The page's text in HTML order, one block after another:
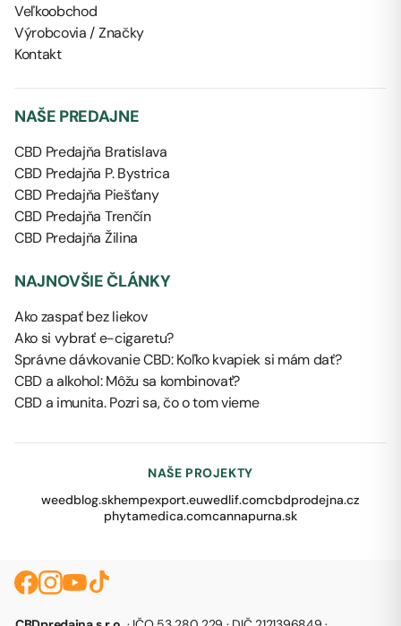
Veľkoobchod
Výrobcovia / Značky
Kontakt
NAŠE PREDAJNE
CBD Predajňa Bratislava
CBD Predajňa P. Bystrica
CBD Predajňa Piešťany
CBD Predajňa Trenčín
CBD Predajňa Žilina
NAJNOVŠIE ČLÁNKY
Ako zaspať bez liekov
Ako si vybrať e-cigaretu?
Správne dávkovanie CBD: Koľko kvapiek si mám dať?
CBD a alkohol: Môžu sa kombinovať?
CBD a imunita. Pozri sa, čo o tom vieme
NAŠE PROJEKTY
weedblog.skhempexport.euwedlif.comcbdprodejna.cz
phytamedica.comcannapurna.sk